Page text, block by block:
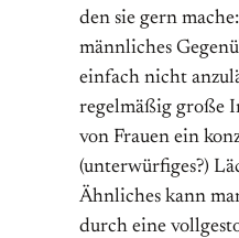
den sie gern
männliches
einfach nicht
regelmäßig große
von Frauen ein
(unterwürfiges?)
Ähnliches kann
durch eine